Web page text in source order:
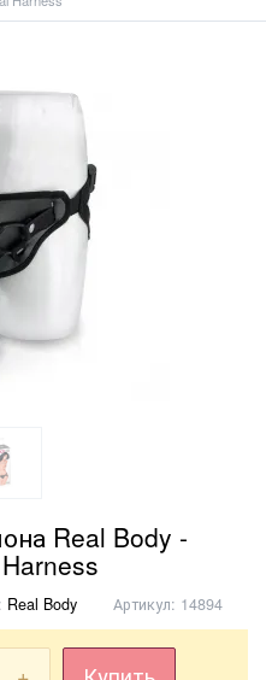
Real Body -
Real Body Артикул: 14894